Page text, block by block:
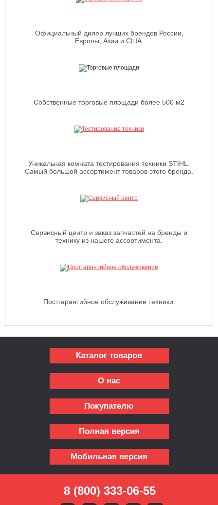
Официальный дилер лучших брендов России,
Европы, Азии и США.
Собственные торговые площади более 500 м2
Уникальная комната тестирования техники STIHL.
Самый большой ассортимент товаров этого бренда.
Сервисный центр и заказ запчастей на бренды и
технику из нашего ассортимента.
Постгарантийное обслуживание техники.
Каталог товаров
О нас
Покупателю
Полная версия
Мобильная версия
8 (800) 333-06-55